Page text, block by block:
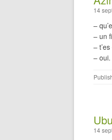
14
–
– un
–
– oui.
14